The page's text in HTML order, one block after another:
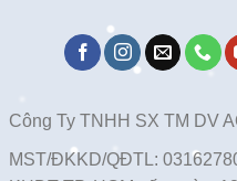
Công Ty TNHH SX TM DV
MST/ĐKKD/QĐTL: